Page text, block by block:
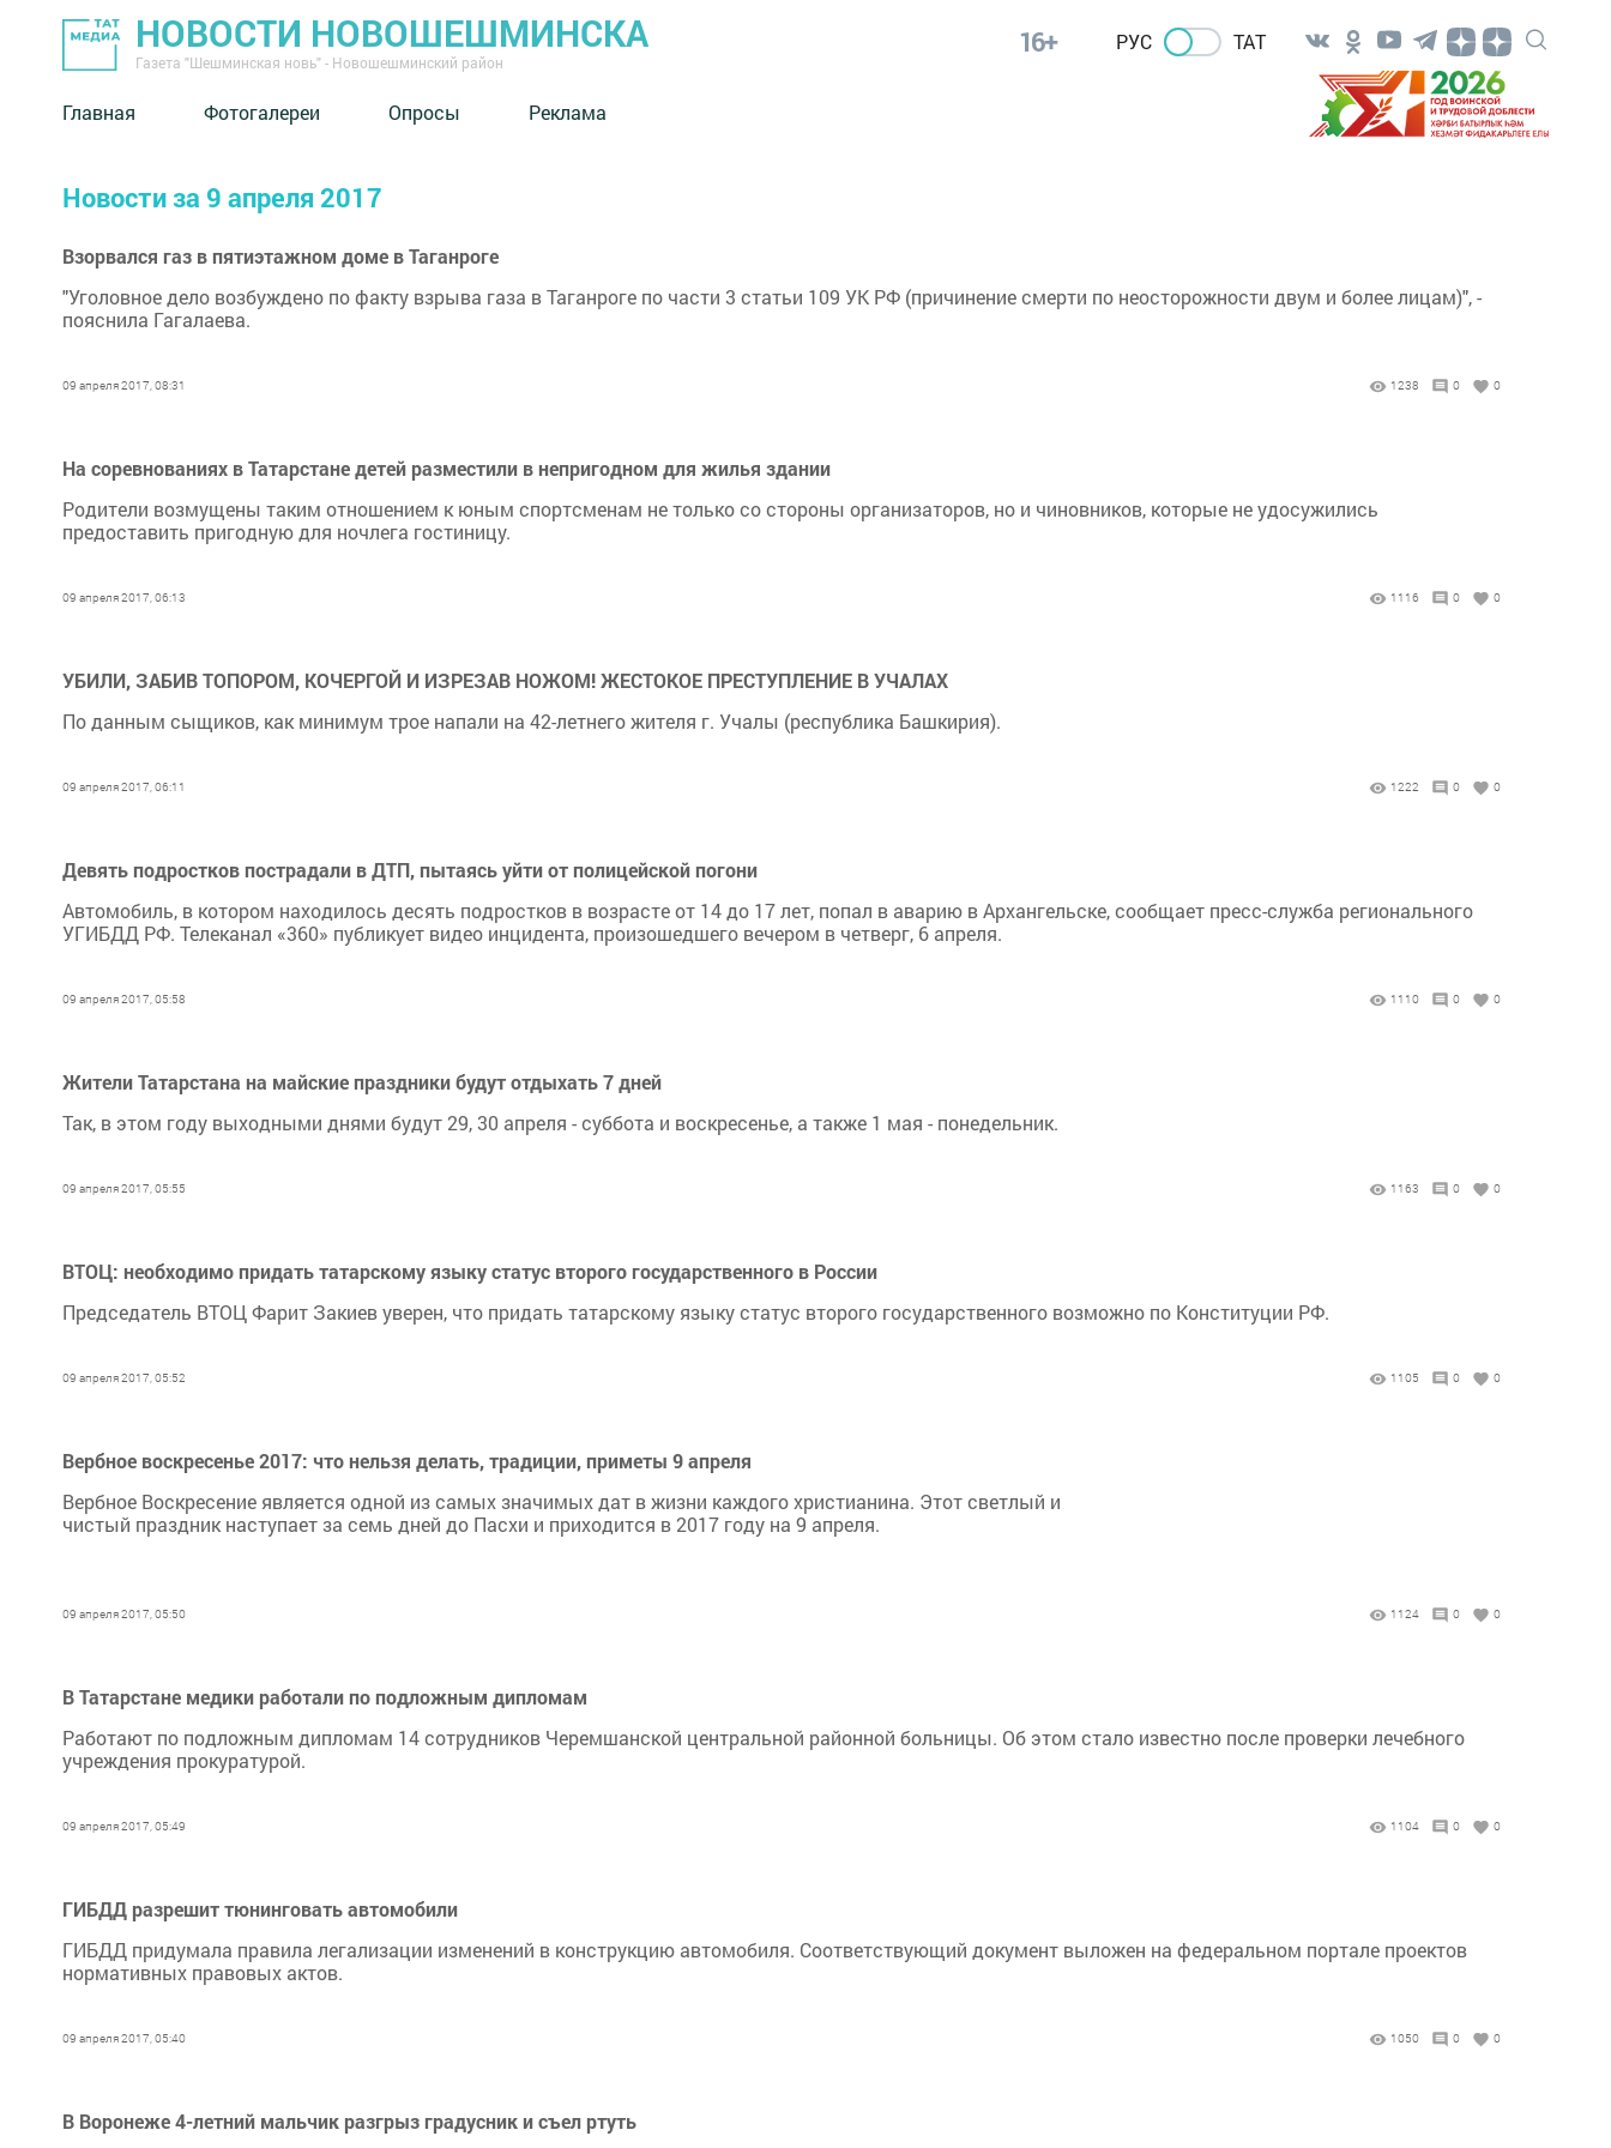
НОВОСТИ НОВОШЕШМИНСКА
Газета "Шешминская новь" - Новошешминский район
16+ РУС ТАТ
Главная Фотогалереи Опросы Реклама
Новости за 9 апреля 2017
Взорвался газ в пятиэтажном доме в Таганроге
"Уголовное дело возбуждено по факту взрыва газа в Таганроге по части 3 статьи 109 УК РФ (причинение смерти по неосторожности двум и более лицам)", -
пояснила Гагалаева.
09 апреля 2017, 08:31 1238 0 0
На соревнованиях в Татарстане детей разместили в непригодном для жилья здании
Родители возмущены таким отношением к юным спортсменам не только со стороны организаторов, но и чиновников, которые не удосужились
предоставить пригодную для ночлега гостиницу.
09 апреля 2017, 06:13 1116 0 0
УБИЛИ, ЗАБИВ ТОПОРОМ, КОЧЕРГОЙ И ИЗРЕЗАВ НОЖОМ! ЖЕСТОКОЕ ПРЕСТУПЛЕНИЕ В УЧАЛАХ
По данным сыщиков, как минимум трое напали на 42-летнего жителя г. Учалы (республика Башкирия).
09 апреля 2017, 06:11 1222 0 0
Девять подростков пострадали в ДТП, пытаясь уйти от полицейской погони
Автомобиль, в котором находилось десять подростков в возрасте от 14 до 17 лет, попал в аварию в Архангельске, сообщает пресс-служба регионального
УГИБДД РФ. Телеканал «360» публикует видео инцидента, произошедшего вечером в четверг, 6 апреля.
09 апреля 2017, 05:58 1110 0 0
Жители Татарстана на майские праздники будут отдыхать 7 дней
Так, в этом году выходными днями будут 29, 30 апреля - суббота и воскресенье, а также 1 мая - понедельник.
09 апреля 2017, 05:55 1163 0 0
ВТОЦ: необходимо придать татарскому языку статус второго государственного в России
Председатель ВТОЦ Фарит Закиев уверен, что придать татарскому языку статус второго государственного возможно по Конституции РФ.
09 апреля 2017, 05:52 1105 0 0
Вербное воскресенье 2017: что нельзя делать, традиции, приметы 9 апреля
Вербное Воскресение является одной из самых значимых дат в жизни каждого христианина. Этот светлый и
чистый праздник наступает за семь дней до Пасхи и приходится в 2017 году на 9 апреля.
09 апреля 2017, 05:50 1124 0 0
В Татарстане медики работали по подложным дипломам
Работают по подложным дипломам 14 сотрудников Черемшанской центральной районной больницы. Об этом стало известно после проверки лечебного
учреждения прокуратурой.
09 апреля 2017, 05:49 1104 0 0
ГИБДД разрешит тюнинговать автомобили
ГИБДД придумала правила легализации изменений в конструкцию автомобиля. Соответствующий документ выложен на федеральном портале проектов
нормативных правовых актов.
09 апреля 2017, 05:40 1050 0 0
В Воронеже 4-летний мальчик разгрыз градусник и съел ртуть